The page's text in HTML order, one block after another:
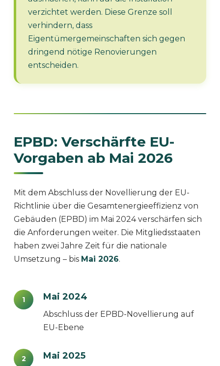
verzichtet werden. Diese Grenze soll
verhindern, dass
Eigentümergemeinschaften sich gegen
dringend nötige Renovierungen
entscheiden.
EPBD: Verschärfte EU-
Vorgaben ab Mai 2026
Mit dem Abschluss der Novellierung der EU-
Richtlinie über die Gesamtenergieeffizienz von
Gebäuden (EPBD) im Mai 2024 verschärfen sich
die Anforderungen weiter. Die Mitgliedsstaaten
haben zwei Jahre Zeit für die nationale
Umsetzung – bis Mai 2026.
1 Mai 2024
Abschluss der EPBD-Novellierung auf
EU-Ebene
2 Mai 2025